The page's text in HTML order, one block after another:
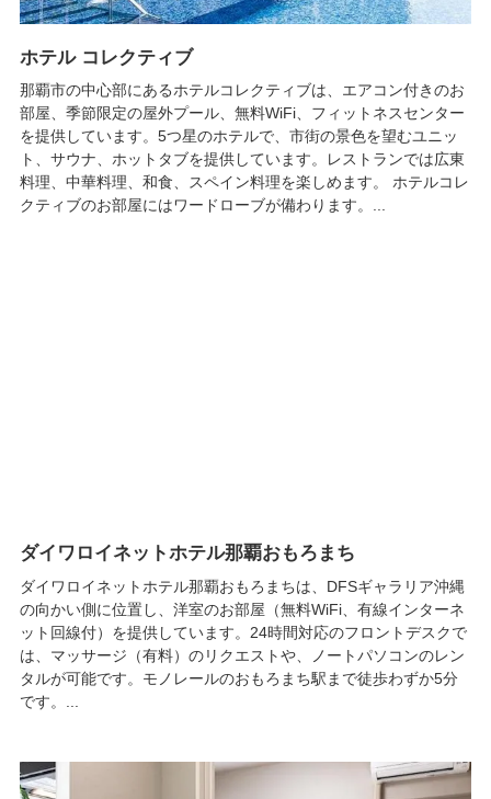
ホテル コレクティブ
那覇市の中心部にあるホテルコレクティブは、エアコン付きのお
部屋、季節限定の屋外プール、無料WiFi、フィットネスセンター
を提供しています。5つ星のホテルで、市街の景色を望むユニッ
ト、サウナ、ホットタブを提供しています。レストランでは広東
料理、中華料理、和食、スペイン料理を楽しめます。 ホテルコレ
クティブのお部屋にはワードローブが備わります。...
ダイワロイネットホテル那覇おもろまち
ダイワロイネットホテル那覇おもろまちは、DFSギャラリア沖縄
の向かい側に位置し、洋室のお部屋（無料WiFi、有線インターネ
ット回線付）を提供しています。24時間対応のフロントデスクで
は、マッサージ（有料）のリクエストや、ノートパソコンのレン
タルが可能です。モノレールのおもろまち駅まで徒歩わずか5分
です。...